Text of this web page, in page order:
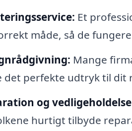
Et
måde, så de
Mange
det perfekte udtryk til dit
og
hurtigt tilbyde